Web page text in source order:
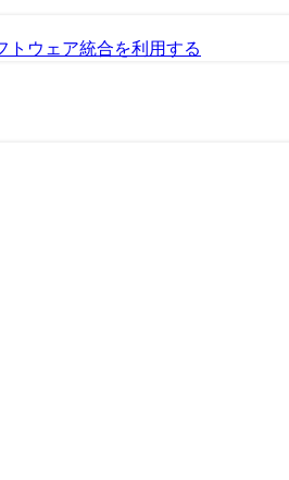
トウェア統合を利用する